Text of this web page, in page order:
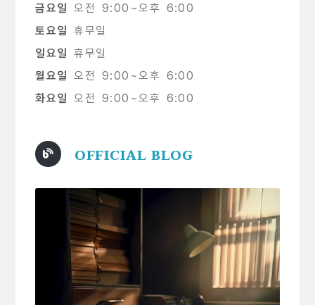
금요일 오전 9:00~오후 6:00
토요일 휴무일
일요일 휴무일
월요일 오전 9:00~오후 6:00
화요일 오전 9:00~오후 6:00
OFFICIAL BLOG